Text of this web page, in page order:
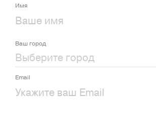
Имя
Ваш город
Email